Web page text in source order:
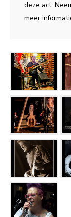
deze act.
meer